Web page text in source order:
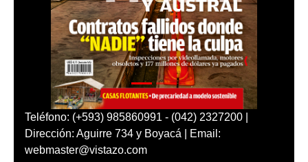
Teléfono: (+593) 985860991 - (042) 2327200 |
Dirección: Aguirre 734 y Boyacá | Email:
webmaster@vistazo.com